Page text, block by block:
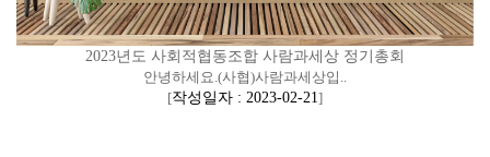
2023년도 사회적협동조합 사람과세상 정기총회
안녕하세요.(사협)사람과세상입..
[작성일자 : 2023-02-21]